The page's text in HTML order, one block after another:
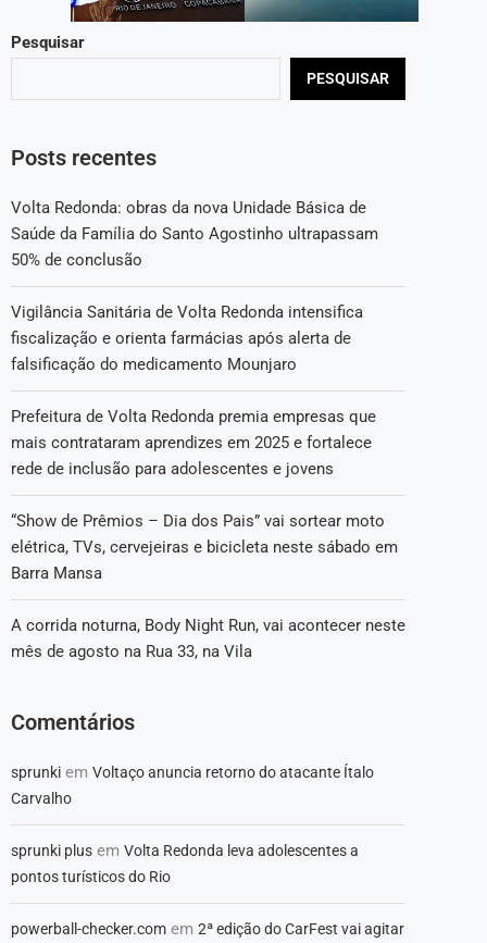
Pesquisar
PESQUISAR
Posts recentes
Volta Redonda: obras da nova Unidade Básica de
Saúde da Família do Santo Agostinho ultrapassam
50% de conclusão
Vigilância Sanitária de Volta Redonda intensifica
fiscalização e orienta farmácias após alerta de
falsificação do medicamento Mounjaro
Prefeitura de Volta Redonda premia empresas que
mais contrataram aprendizes em 2025 e fortalece
rede de inclusão para adolescentes e jovens
“Show de Prêmios – Dia dos Pais” vai sortear moto
elétrica, TVs, cervejeiras e bicicleta neste sábado em
Barra Mansa
A corrida noturna, Body Night Run, vai acontecer neste
mês de agosto na Rua 33, na Vila
Comentários
sprunki em Voltaço anuncia retorno do atacante Ítalo
Carvalho
sprunki plus em Volta Redonda leva adolescentes a
pontos turísticos do Rio
powerball-checker.com em 2ª edição do CarFest vai agitar